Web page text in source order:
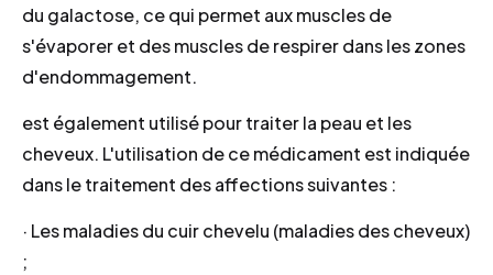
du galactose, ce qui permet aux muscles de
s'évaporer et des muscles de respirer dans les zones
d'endommagement.
est également utilisé pour traiter la peau et les
cheveux. L'utilisation de ce médicament est indiquée
dans le traitement des affections suivantes :
· Les maladies du cuir chevelu (maladies des cheveux)
;